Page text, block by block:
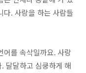
다. 사랑을 하는 사람들
어를 속삭일까요. 사랑
달달하고 심쿵하게 해